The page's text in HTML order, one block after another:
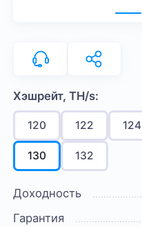
Хэшрейт, TH/s:
120 122 124
130 132
Доходность
Гарантия